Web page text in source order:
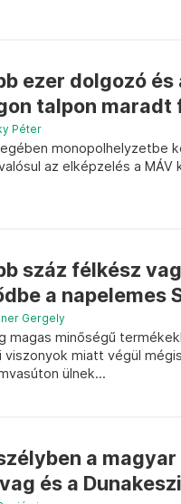
ezer dolgozó
talpon maradt
Péter
monopolhelyzetbe
az elképzelés a MÁV
száz félkész
a napelemes
Gergely
magas minőségű
viszonyok miatt végül
ülnek...
a
és a